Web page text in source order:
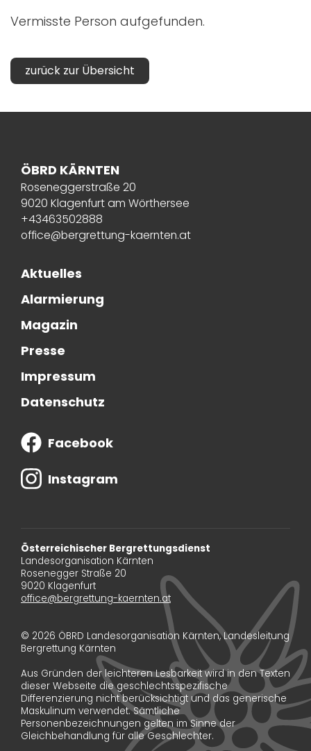
Vermisste Person aufgefunden.
zurück zur Übersicht
ÖBRD KÄRNTEN
Roseneggerstraße 20
9020 Klagenfurt am Wörthersee
+43463502888
office@bergrettung-kaernten.at
Aktuelles
Alarmierung
Magazin
Presse
Impressum
Datenschutz
Facebook
Instagram
Österreichischer Bergrettungsdienst
Landesorganisation Kärnten
Rosenegger Straße 20
9020 Klagenfurt
office@bergrettung-kaernten.at
© 2026 ÖBRD Landesorganisation Kärnten, Landesleitung
Bergrettung Kärnten
Aus Gründen der leichteren Lesbarkeit wird in den Texten
dieser Webseite die geschlechtsspezifische
Differenzierung nicht berücksichtigt und das generische
Maskulinum verwendet. Sämtliche
Personenbezeichnungen gelten im Sinne der
Gleichbehandlung für alle Geschlechter.